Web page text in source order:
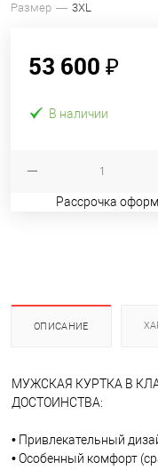
Размер
3XL
53 600 ₽
В наличии
Рассрочка
ОПИСАНИЕ
МУЖСКАЯ КУРТКА В
ДОСТОИНСТВА:
• Привлекательный
• Особенный комфорт